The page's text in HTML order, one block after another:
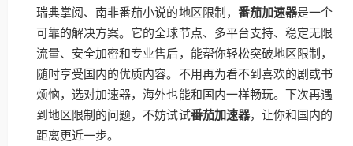
瑞典掌阅、南非番茄小说的地区限制， 番茄加速器是一个
可靠的解决方案。它的全球节点、多平台支持、稳定无限
流量、安全加密和专业售后，能帮你轻松突破地区限制，
随时享受国内的优质内容。不用再为看不到喜欢的剧或书
烦恼，选对加速器，海外也能和国内一样畅玩。下次再遇
到地区限制的问题，不妨试试番茄加速器，让你和国内的
距离更近一步。